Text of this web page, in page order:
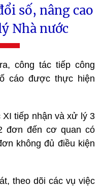
số, nâng cao
Nhà nước
công tác tiếp công
cáo được thực hiện
XI tiếp nhận và xử lý 3
đơn đến cơ quan có
không đủ điều kiện
theo dõi các vụ việc